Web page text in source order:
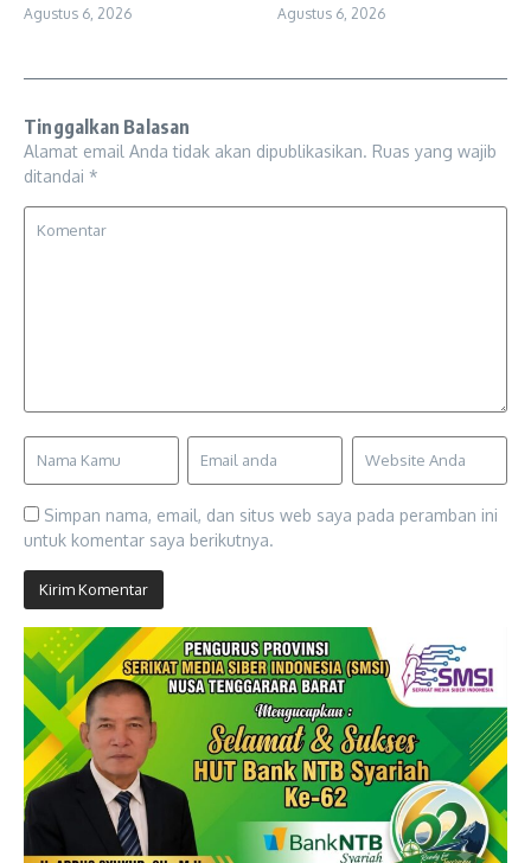
Agustus 6, 2026 Agustus 6, 2026
Tinggalkan Balasan
Alamat email Anda tidak akan dipublikasikan. Ruas yang wajib
ditandai *
Simpan nama, email, dan situs web saya pada peramban ini
untuk komentar saya berikutnya.